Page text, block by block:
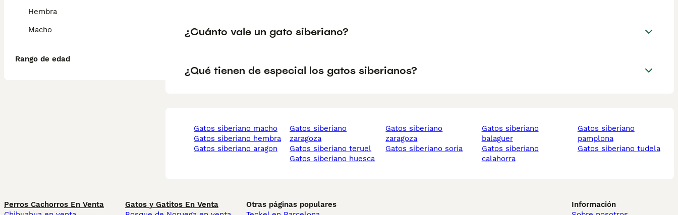
Hembra
Macho
Rango de edad
¿Cuánto vale un gato siberiano?
¿Qué tienen de especial los gatos siberianos?
gatos siberiano macho
gatos siberiano hembra
gatos siberiano aragon
gatos siberiano
zaragoza
gatos siberiano teruel
gatos siberiano huesca
gatos siberiano
zaragoza
gatos siberiano soria
gatos siberiano
balaguer
gatos siberiano
calahorra
gatos siberiano
pamplona
gatos siberiano tudela
Perros Cachorros En Venta
Gatos y Gatitos En Venta
Otras páginas populares
Información